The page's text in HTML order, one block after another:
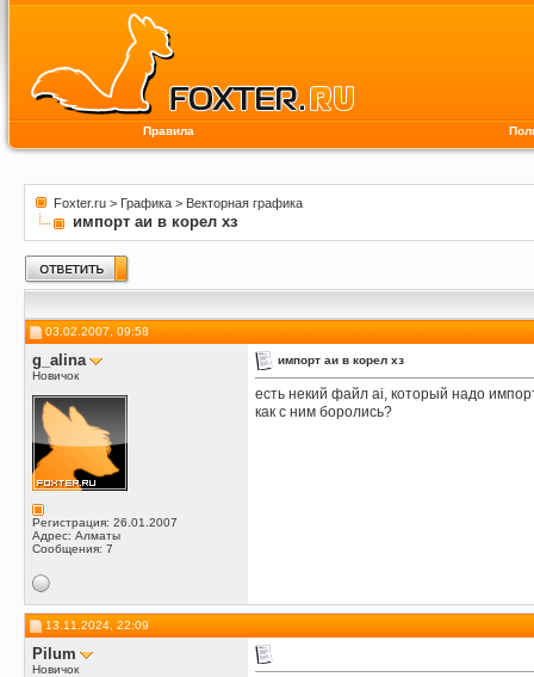
Правила
Foxter.ru > Графика > Векторная графика
импорт аи в корел хз
03.02.2007, 09:58
g_alina
Новичок
Регистрация: 26.01.2007
Адрес: Алматы
Сообщения: 7
импорт аи в корел хз
есть некий файл ai, который надо
как с ним боролись?
13.11.2024, 22:09
Pilum
Новичок